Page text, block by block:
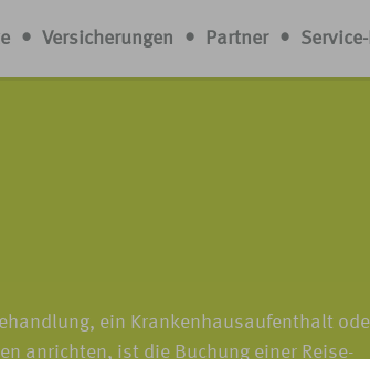
• Versicherungen • Partner •
ein Krankenhausaufenthalt
anrichten, ist die Buchung einer Reise-